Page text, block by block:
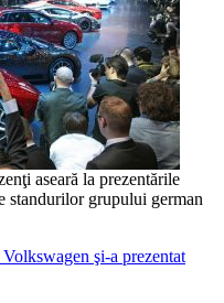
aseară la prezentările
standurilor grupului german
şi-a prezentat